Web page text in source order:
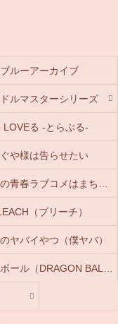
ブルーアーカイブ
ルマスターシリーズ
LOVEる -とらぶる-
や様は告らせたい
（ブリーチ）
ヤバイやつ（僕ヤバ）